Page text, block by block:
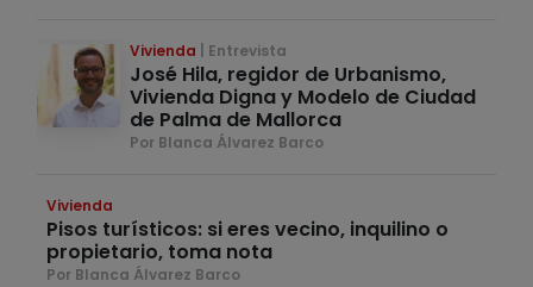
Vivienda Entrevista
José Hila, regidor de Urbanismo,
Vivienda Digna y Modelo de Ciudad
de Palma de Mallorca
Por Blanca Álvarez Barco
Vivienda
Pisos turísticos: si eres vecino, inquilino o
propietario, toma nota
Por Blanca Álvarez Barco